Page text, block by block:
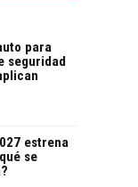
para
seguridad
estrena
se